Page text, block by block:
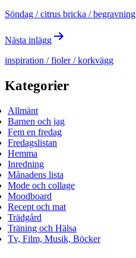
Söndag / citrus bricka / begravning
Nästa inlägg
inspiration / fioler / korkvägg
Kategorier
Allmänt
Barnen och jag
Fem en fredag
Fredagslistan
Hemma
Inredning
Månadens lista
Mode och collage
Moodboard
Recept och mat
Trädgård
Träning och Hälsa
Tv, Film, Musik, Böcker